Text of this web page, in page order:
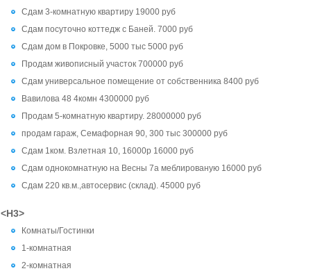
Сдам 3-комнатную квартиру 19000 руб
Сдам посуточно коттедж с Баней. 7000 руб
Сдам дом в Покровке, 5000 тыс 5000 руб
Продам живописный участок 700000 руб
Сдам универсальное помещение от собственника 8400 руб
Вавилова 48 4комн 4300000 руб
Продам 5-комнатную квартиру. 28000000 руб
продам гараж, Семафорная 90, 300 тыс 300000 руб
Сдам 1ком. Взлетная 10, 16000р 16000 руб
Сдам однокомнатную на Весны 7а меблированую 16000 руб
Сдам 220 кв.м.,автосервис (склад). 45000 руб
<H3>
Комнаты/Гостинки
1-комнатная
2-комнатная